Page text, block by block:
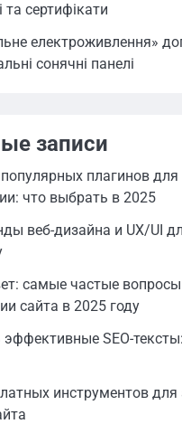
та сертифікати
електроживлення»
сонячні панелі
записи
плагинов для
что выбрать в 2025
веб-дизайна и UX/UI
самые частые
сайта в 2025 году
эффективные SEO-
инструментов для